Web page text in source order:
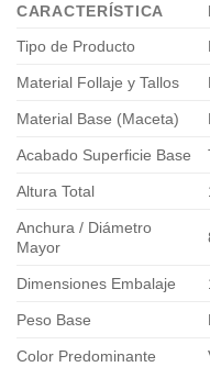
CARACTERÍSTICA
Tipo de Producto
Material Follaje y Tallos
Material Base (Maceta)
Acabado Superficie Base
Altura Total
Anchura / Diámetro
Mayor
Dimensiones Embalaje
Peso Base
Color Predominante